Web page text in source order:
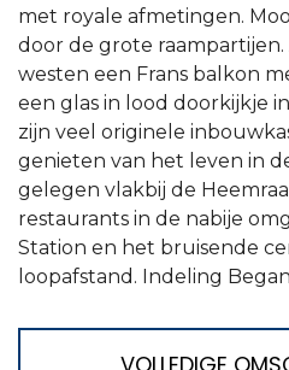
met royale afmetingen.
door de grote
westen een Frans balkon
een glas in lood doorkijkje
zijn veel originele
genieten van het leven in
gelegen vlakbij de
restaurants in de nabije
Station en het bruisende
loopafstand. Indeling
VOLLEDIGE